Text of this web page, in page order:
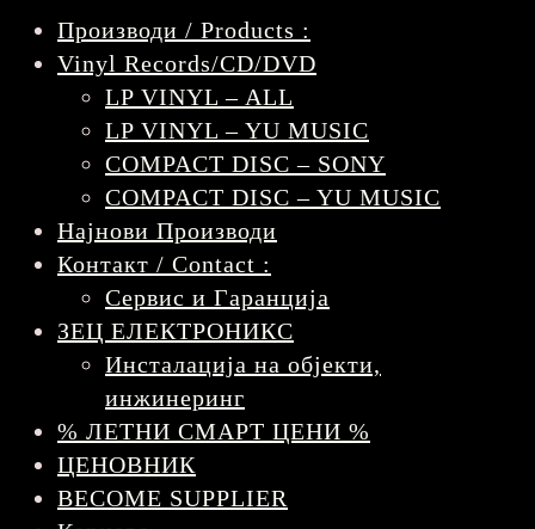
Производи / Products :
Vinyl Records/CD/DVD
LP VINYL – ALL
LP VINYL – YU MUSIC
COMPACT DISC – SONY
COMPACT DISC – YU MUSIC
Најнови Производи
Контакт / Contact :
Сервис и Гаранција
ЗЕЦ ЕЛЕКТРОНИКС
Инсталација на објекти,
инжинеринг
% ЛЕТНИ СМАРТ ЦЕНИ %
ЦЕНОВНИК
BECOME SUPPLIER